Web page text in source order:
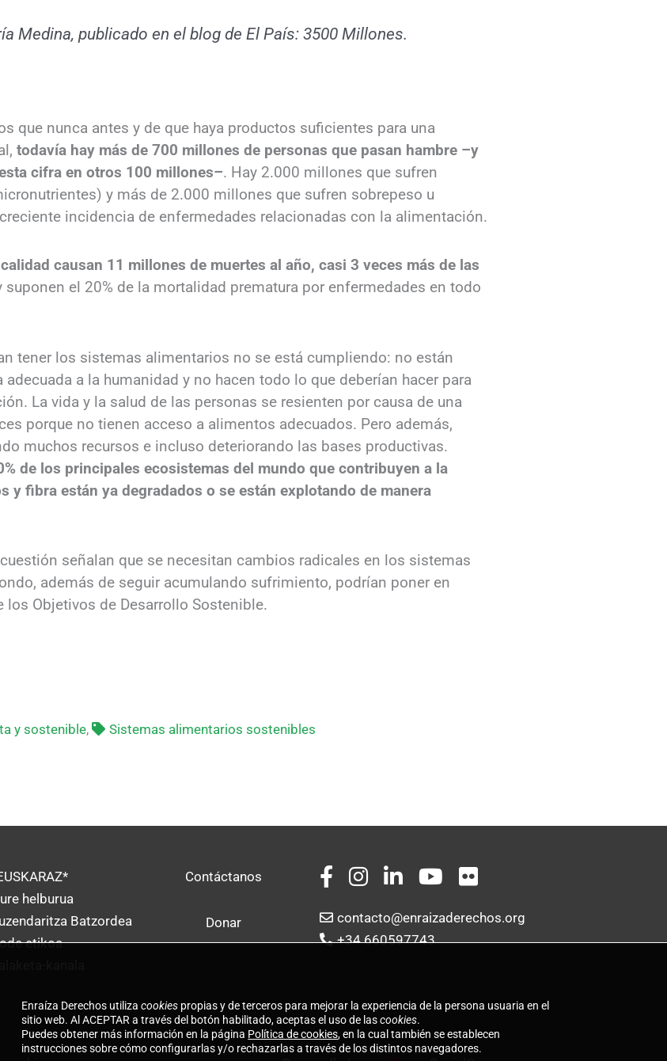
Medina, publicado en el blog de El País: 3500 Millones.
que nunca antes y de que haya productos suficientes para una
todavía hay más de 700 millones de personas que pasan hambre –y
cifra en otros 100 millones–. Hay 2.000 millones que sufren
y más de 2.000 millones que sufren sobrepeso u
incidencia de enfermedades relacionadas con la alimentación.
causan 11 millones de muertes al año, casi 3 veces más de las
suponen el 20% de la mortalidad prematura por enfermedades en todo
tener los sistemas alimentarios no se está cumpliendo: no están
a la humanidad y no hacen todo lo que deberían hacer para
La vida y la salud de las personas se resienten por causa de una
porque no tienen acceso a alimentos adecuados. Pero además,
muchos recursos e incluso deteriorando las bases productivas.
de los principales ecosistemas del mundo que contribuyen a la
y fibra están ya degradados o se están explotando de manera
señalan que se necesitan cambios radicales en los sistemas
además de seguir acumulando sufrimiento, podrían poner en
Objetivos de Desarrollo Sostenible.
y sostenible, Sistemas alimentarios sostenibles
helburua
Batzordea
etikoa
Contáctanos
Donar
contacto@enraizaderechos.org
+34 660597743
Enraíza Derechos utilizacookies propias y de terceros para mejorar la experiencia de la persona usuaria en el
sitio web. Al ACEPTAR a través del botón habilitado, aceptas el uso de lascookies.
Puedes obtener más información en la página Política de cookies, en la cual también se establecen
instrucciones sobre cómo configurarlas y/o rechazarlas a través de los distintos navegadores.